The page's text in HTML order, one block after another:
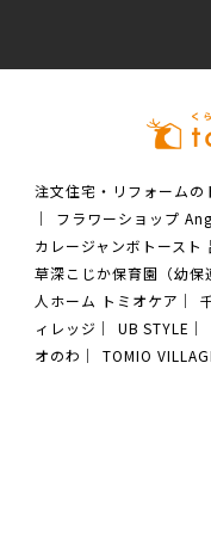
注文住宅・リフォームの
｜
フラワーショップ
カレージャンボトースト
草深こじか保育園（幼保
人ホーム トミオケア ｜
ィレッジ ｜ UB STYLE ｜
オのわ ｜ TOMIO